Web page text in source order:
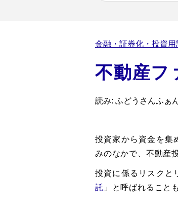
金融・証券化・投資用
不動産フ
読み: ふどうさんふぁ
投資家から資金を集
みのなかで、不動産
投資に係るリスクと
託 」と呼ばれること